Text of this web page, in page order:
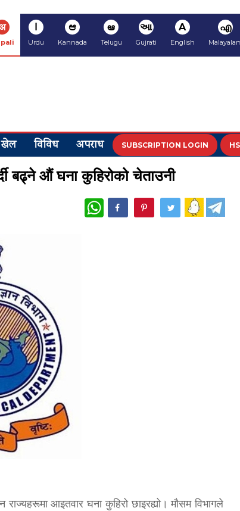
ا
Urdu
ಆ
Kannada
ఆ
Telugu
આ
Gujrati
A
English
എ
खेल विविध अपराध SUBSCRIPTION LOGIN
बढ्ने औं घना कुहिरोको चेताउनी
WhatsApp
आइतवार घना कुहिरो छाइरह्यो। मौसम विभागले